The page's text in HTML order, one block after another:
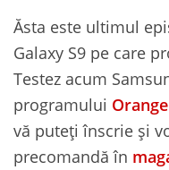
Ăsta este ultimul
Galaxy S9 pe care
Testez acum
programului
vă puteți înscrie și
precomandă în